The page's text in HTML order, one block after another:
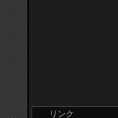
リンク